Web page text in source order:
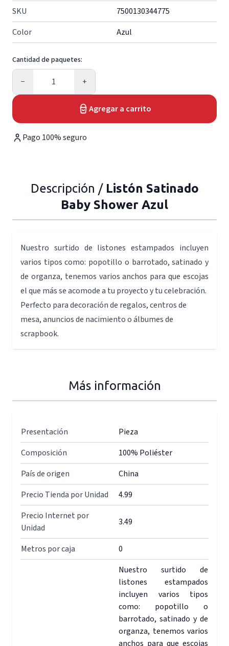
SKU
7500130344775
Color
Azul
Cantidad de paquetes:
−
Cantidad
+
Agregar a carrito
Pago 100% seguro
Descripción / Listón Satinado
Baby Shower Azul
Nuestro surtido de listones estampados incluyen
varios tipos como: popotillo o barrotado, satinado y
de organza, tenemos varios anchos para que escojas
el que más se acomode a tu proyecto y tu celebración.
Perfecto para decoración de regalos, centros de
mesa, anuncios de nacimiento o álbumes de
scrapbook.
Más información
Presentación
Pieza
Composición
100% Poliéster
País de origen
China
Precio Tienda por Unidad
4.99
Precio Internet por
Unidad
3.49
Metros por caja
0
Nuestro surtido de
listones estampados
incluyen varios tipos
como: popotillo o
barrotado, satinado y de
organza, tenemos varios
anchos para que escojas